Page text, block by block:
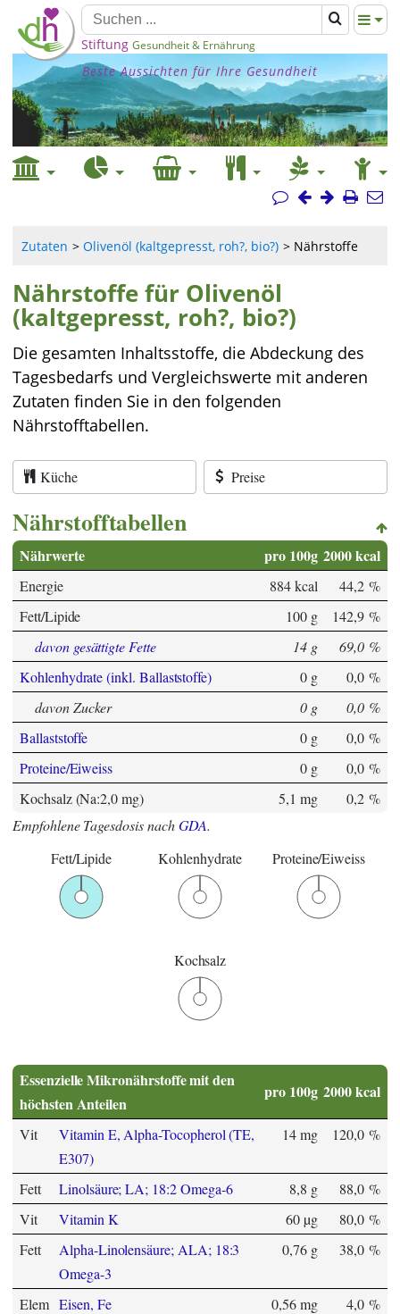
Stiftung Gesundheit & Ernährung
Beste Aussichten für Ihre Gesundheit
Zutaten Olivenöl (kaltgepresst, roh?, bio?) Nährstoffe
Nährstoffe für Olivenöl
(kaltgepresst, roh?, bio?)
Die gesamten Inhaltsstoffe, die Abdeckung des
Tagesbedarfs und Vergleichswerte mit anderen
Zutaten finden Sie in den folgenden
Nährstofftabellen.
Küche Preise
Nährstofftabellen
Nährwerte pro 100g 2000 kcal
Energie 884 kcal
44,2 %
Fett/Lipide
100 g
142,9 %
davon gesättigte Fette
14 g
69,0 %
Kohlenhydrate (inkl. Ballaststoffe)
0 g
0,0 %
davon Zucker
0 g
0,0 %
Ballaststoffe
0 g
0,0 %
Proteine/Eiweiss
0 g
0,0 %
Kochsalz (Na:2,0 mg)
5,1 mg
0,2 %
Empfohlene Tagesdosis nachGDA.
Fett/Lipide
Kohlenhydrate Proteine/Eiweiss
Kochsalz
Essenzielle Mikronährstoffe mit den
höchsten Anteilen
pro 100g 2000 kcal
Vit
Vitamin E, Alpha-Tocopherol (TE,
E307)
14 mg 120,0 %
Fett Linolsäure; LA; 18:2 Omega-6 8,8 g
88,0 %
Vit
Vitamin K 60 µg
80,0 %
Fett
Alpha-Linolensäure; ALA; 18:3
Omega-3
0,76 g 38,0 %
Elem Eisen, Fe 0,56 mg
4,0 %